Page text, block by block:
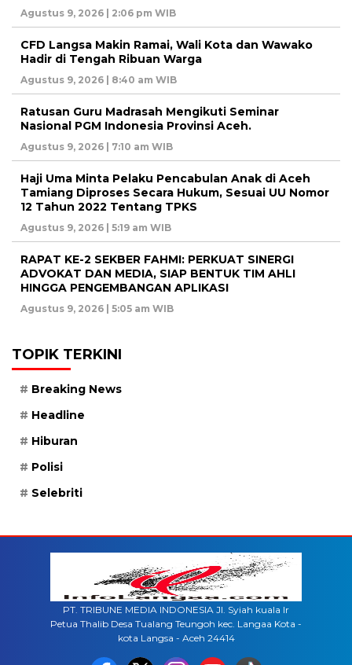
Agustus 9, 2026 | 2:06 pm WIB
CFD Langsa Makin Ramai, Wali Kota dan Wawako
Hadir di Tengah Ribuan Warga
Agustus 9, 2026 | 8:40 am WIB
Ratusan Guru Madrasah Mengikuti Seminar
Nasional PGM Indonesia Provinsi Aceh.
Agustus 9, 2026 | 7:10 am WIB
Haji Uma Minta Pelaku Pencabulan Anak di Aceh
Tamiang Diproses Secara Hukum, Sesuai UU Nomor
12 Tahun 2022 Tentang TPKS
Agustus 9, 2026 | 5:19 am WIB
RAPAT KE-2 SEKBER FAHMI: PERKUAT SINERGI
ADVOKAT DAN MEDIA, SIAP BENTUK TIM AHLI
HINGGA PENGEMBANGAN APLIKASI
Agustus 9, 2026 | 5:05 am WIB
TOPIK TERKINI
Breaking News
Headline
Hiburan
Polisi
Selebriti
PT. TRIBUNE MEDIA INDONESIA Jl. Syiah kuala lr
Petua Thalib Desa Tualang Teungoh kec. Langaa Kota -
kota Langsa - Aceh 24414